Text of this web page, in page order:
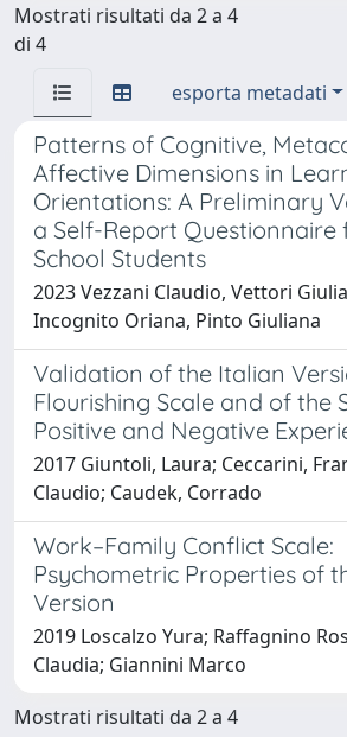
Mostrati risultati da 2 a 4
di 4
esporta metadati
Patterns of Cognitive,
Affective Dimensions in
Orientations: A Preliminary
a Self-Report Questionnaire
School Students
2023 Vezzani Claudio, Vettori
Incognito Oriana, Pinto Giuliana
Validation of the Italian
Flourishing Scale and of the
Positive and Negative
2017 Giuntoli, Laura; Ceccarini,
Claudio; Caudek, Corrado
Work–Family Conflict Scale:
Psychometric Properties of
Version
2019 Loscalzo Yura; Raffagnino
Claudia; Giannini Marco
Mostrati risultati da 2 a 4